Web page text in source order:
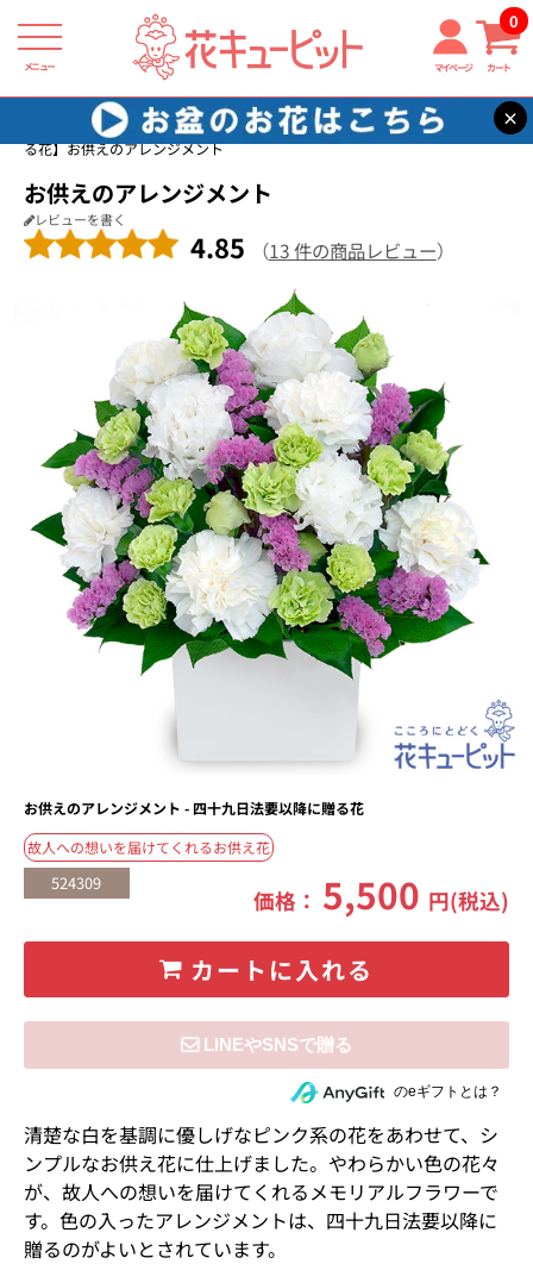
メニュー マイページ カート
0
×
花キューピット 四十九日法要以降に贈る花
【四十九日法要以降に贈
る花】お供えのアレンジメント
お供えのアレンジメント
レビューを書く
4.85 （13 件の商品レビュー）
お供えのアレンジメント - 四十九日法要以降に贈る花
故人への想いを届けてくれるお供え花
524309
価格： 5,500 円(税込)
カートに入れる
住所を知らない相手にeギフトで贈るのeギフトとは？
清楚な白を基調に優しげなピンク系の花をあわせて、シ
ンプルなお供え花に仕上げました。やわらかい色の花々
が、故人への想いを届けてくれるメモリアルフラワーで
す。色の入ったアレンジメントは、四十九日法要以降に
贈るのがよいとされています。